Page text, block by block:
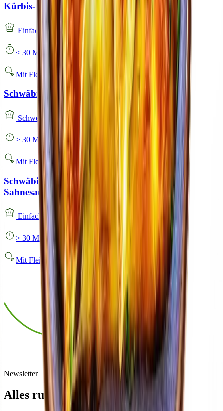
Kürbis-Gnocchi-Fackeln mit Schweinebauch
Einfach
< 30 Minuten
Mit Fleisch
Schwäbische Käsespätzle
Schwer
> 30 Minuten
Mit Fleisch
Schwäbische Maultaschen in Schinken-Käse-
Sahnesauce
Einfach
> 30 Minuten
Mit Fleisch
Newsletter
Alles rund um BÜRGER